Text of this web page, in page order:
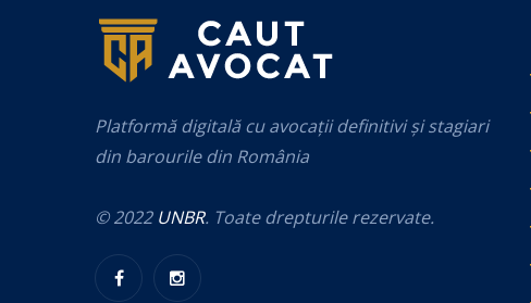
Platformă digitală cu avocații definitivi și stagiari
din barourile din România
© 2022 UNBR. Toate drepturile rezervate.